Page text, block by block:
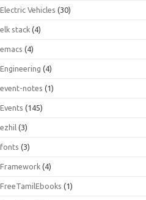
Electric Vehicles (30)
elk stack (4)
emacs (4)
Engineering (4)
event-notes (1)
Events (145)
ezhil (3)
fonts (3)
Framework (4)
FreeTamilEbooks (1)